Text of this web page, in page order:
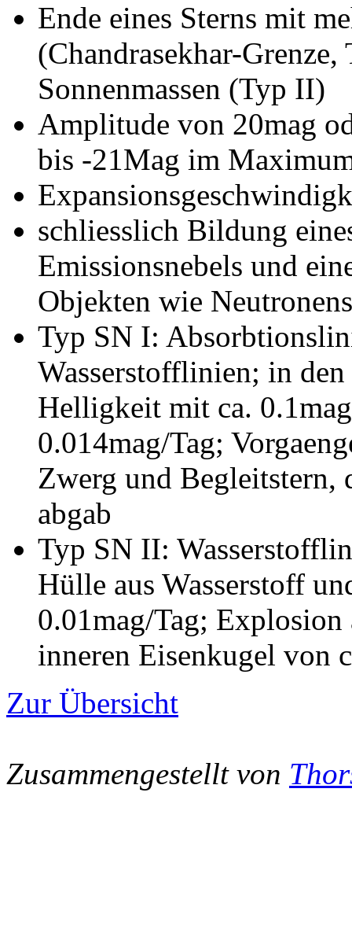
Ende eines Sterns mit
(Chandrasekhar-
Sonnenmassen (Typ II)
Amplitude von 20mag
bis -21Mag im
schliesslich Bildung
Emissionsnebels und
Objekten wie
Typ SN I:
Wasserstofflinien; in
Helligkeit mit ca.
0.014mag/Tag;
Zwerg und Begleitstern,
abgab
Typ SN II:
Hülle aus Wasserstoff
0.01mag/Tag;
inneren Eisenkugel von
Zur Übersicht
Zusammengestellt von